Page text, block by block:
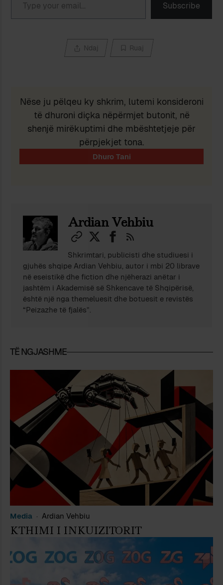
Subscribe
Ndaj Ruaj
Nëse ju pëlqeu ky shkrim, lutemi konsideroni
të dhuroni diçka nëpërmjet butonit, në
shenjë mirëkuptimi dhe mbështetjeje për
përpjekjet tona.
Ardian Vehbiu
Shkrimtari, publicisti dhe studiuesi i
gjuhës shqipe Ardian Vehbiu, autor i mbi 20 librave
në eseistikë dhe fiction dhe njëherazi anëtar i
jashtëm i Akademisë së Shkencave të Shqipërisë,
është një nga themeluesit dhe botuesit e revistës
“Peizazhe të fjalës”.
TË NGJASHME
Media Ardian Vehbiu
KTHIMI I INKUIZITORIT